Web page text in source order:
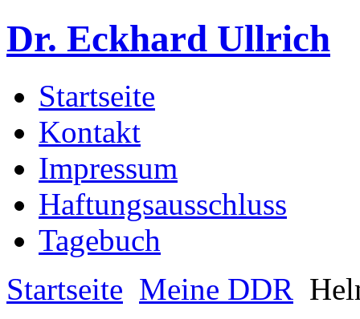
Dr. Eckhard Ullrich
Startseite
Kontakt
Impressum
Haftungsausschluss
Tagebuch
Startseite Meine DDR